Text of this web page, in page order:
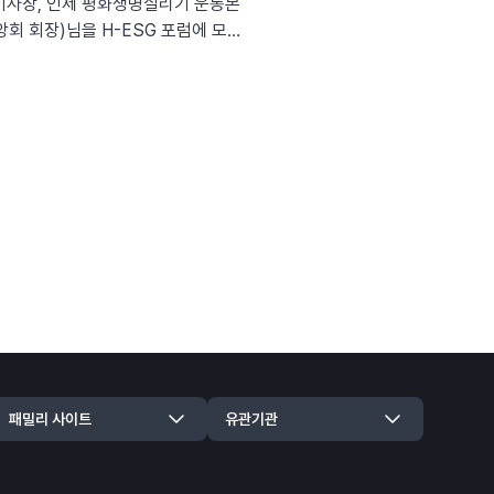
회 회장)님을 H-ESG 포럼에 모셨
평화생명동산 이사장, 前 새